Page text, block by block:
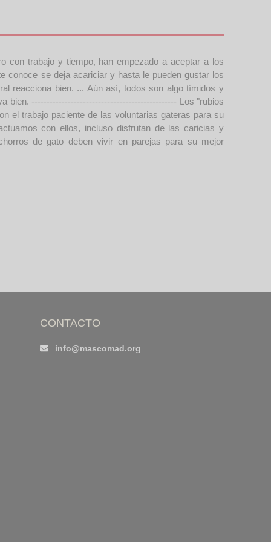
con trabajo y tiempo, han empezado a aceptar a los
se deja acariciar y hasta le pueden gustar los
reacciona bien. ... Aún así, todos son algo tímidos y
bien. ------------------------------------------------ Los "rubios
trabajo paciente de las voluntarias gateras para su
con ellos, incluso disfrutan de las caricias y
de gato deben vivir en parejas para su mejor
CONTACTO
info@mascomad.org